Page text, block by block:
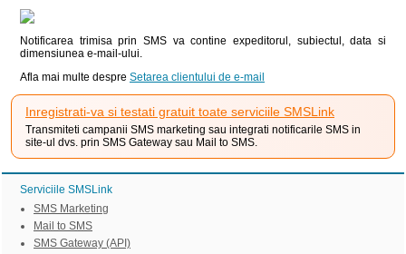
Notificarea trimisa prin SMS va contine expeditorul, subiectul, data si
dimensiunea e-mail-ului.
Afla mai multe despre Setarea clientului de e-mail
Inregistrati-va si testati gratuit toate serviciile SMSLink
Transmiteti campanii SMS marketing sau integrati notificarile SMS in
site-ul dvs. prin SMS Gateway sau Mail to SMS.
Serviciile SMSLink
SMS Marketing
Mail to SMS
SMS Gateway (API)